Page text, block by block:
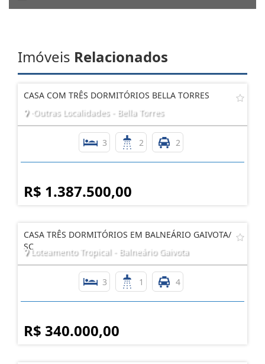
Imóveis Relacionados
CASA COM TRÊS DORMITÓRIOS BELLA TORRES
·Outras Localidades - Bella Torres
3 2 2
R$ 1.387.500,00
CASA TRÊS DORMITÓRIOS EM BALNEÁRIO GAIVOTA/
SCLoteamento Tropical - Balneário Gaivota
3 1 4
R$ 340.000,00